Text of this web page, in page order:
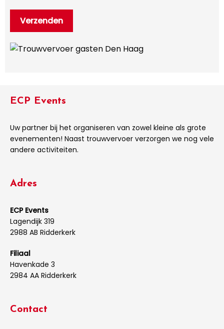
ECP Events
Uw partner bij het organiseren van zowel kleine als grote
evenementen! Naast trouwvervoer verzorgen we nog vele
andere activiteiten.
Adres
ECP Events
Lagendijk 319
2988 AB Ridderkerk
Filiaal
Havenkade 3
2984 AA Ridderkerk
Contact